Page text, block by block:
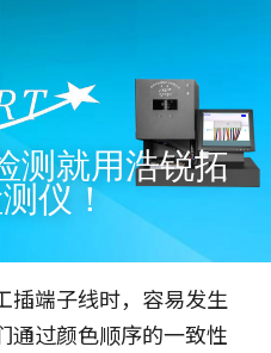
测就用浩锐拓
仪！
插端子线时，容易发生
通过颜色顺序的一致性